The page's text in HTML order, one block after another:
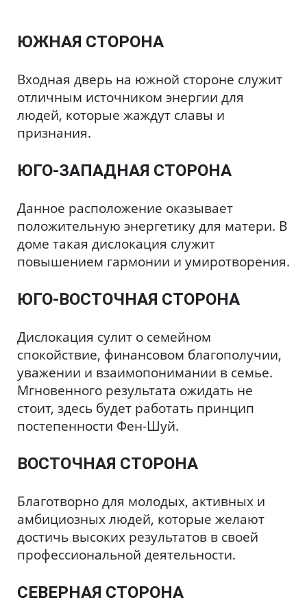
ЮЖНАЯ СТОРОНА
Входная дверь на южной стороне служит
отличным источником энергии для
людей, которые жаждут славы и
признания.
ЮГО-ЗАПАДНАЯ СТОРОНА
Данное расположение оказывает
положительную энергетику для матери. В
доме такая дислокация служит
повышением гармонии и умиротворения.
ЮГО-ВОСТОЧНАЯ СТОРОНА
Дислокация сулит о семейном
спокойствие, финансовом благополучии,
уважении и взаимопонимании в семье.
Мгновенного результата ожидать не
стоит, здесь будет работать принцип
постепенности Фен-Шуй.
ВОСТОЧНАЯ СТОРОНА
Благотворно для молодых, активных и
амбициозных людей, которые желают
достичь высоких результатов в своей
профессиональной деятельности.
СЕВЕРНАЯ СТОРОНА